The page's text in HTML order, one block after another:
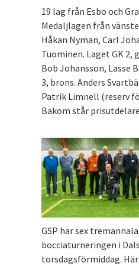
19 lag från Esbo och
Medaljlagen från
Håkan Nyman, Carl
Tuominen. Laget GK 2,
Bob Johansson, Lasse
3, brons. Anders
Patrik Limnell (reserv
Bakom står
GSP har sex
bocciaturneringen i
torsdagsförmiddag.